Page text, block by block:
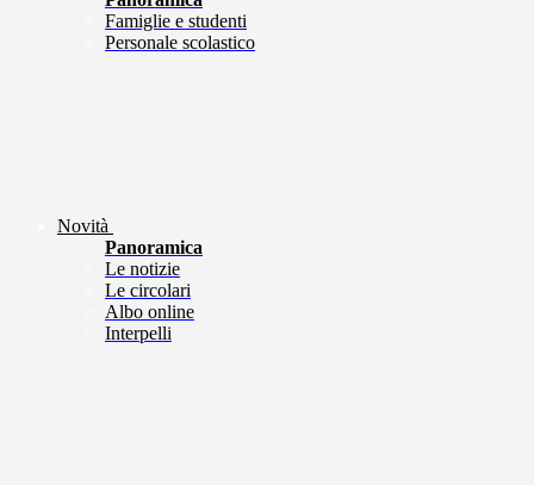
Famiglie e studenti
Personale scolastico
Novità
Panoramica
Le notizie
Le circolari
Albo online
Interpelli